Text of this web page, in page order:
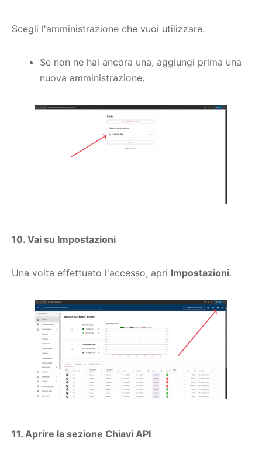
Scegli l'amministrazione che vuoi utilizzare.
Se non ne hai ancora una, aggiungi prima una
nuova amministrazione.
10. Vai su Impostazioni
Una volta effettuato l'accesso, apri Impostazioni.
11. Aprire la sezione Chiavi API